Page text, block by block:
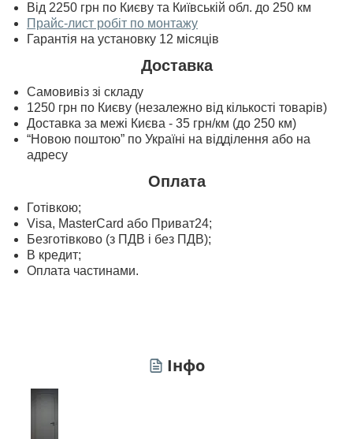
Від 2250 грн по Києву та Київській обл. до 250 км
Прайс-лист робіт по монтажу
Гарантія на установку 12 місяців
Доставка
Самовивіз зі складу
1250 грн по Києву (незалежно від кількості товарів)
Доставка за межі Києва - 35 грн/км (до 250 км)
“Новою поштою” по Україні на відділення або на
адресу
Оплата
Готівкою;
Visa, MasterСard або Приват24;
Безготівково (з ПДВ і без ПДВ);
В кредит;
Оплата частинами.
Інфо